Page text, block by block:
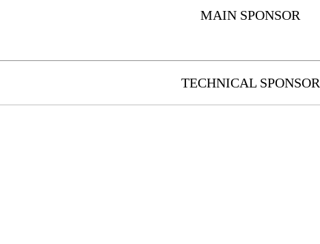
MAIN SPONSOR
TECHNICAL SPONSOR